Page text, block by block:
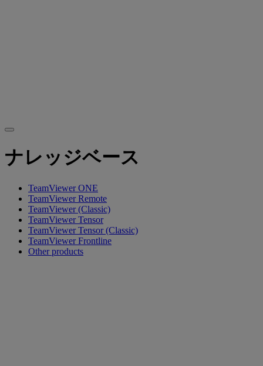
ナレッジベース
TeamViewer ONE
TeamViewer Remote
TeamViewer (Classic)
TeamViewer Tensor
TeamViewer Tensor (Classic)
TeamViewer Frontline
Other products